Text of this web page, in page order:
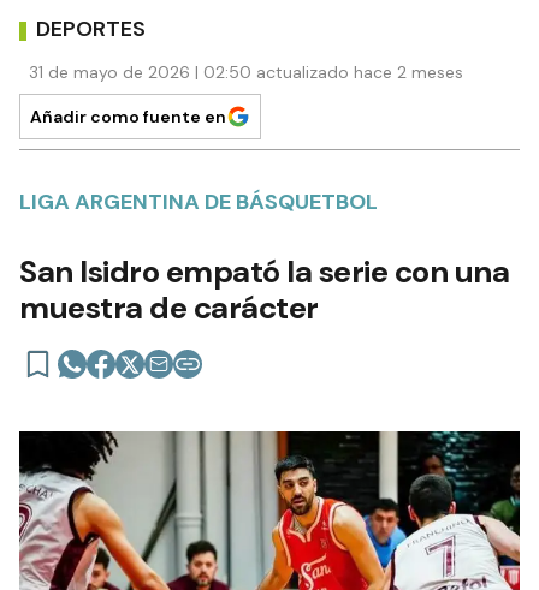
DEPORTES
31 de mayo de 2026 | 02:50 actualizado hace 2 meses
Añadir como fuente en
LIGA ARGENTINA DE BÁSQUETBOL
San Isidro empató la serie con una
muestra de carácter